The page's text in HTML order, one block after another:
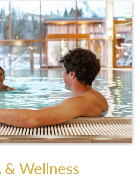
& Wellness